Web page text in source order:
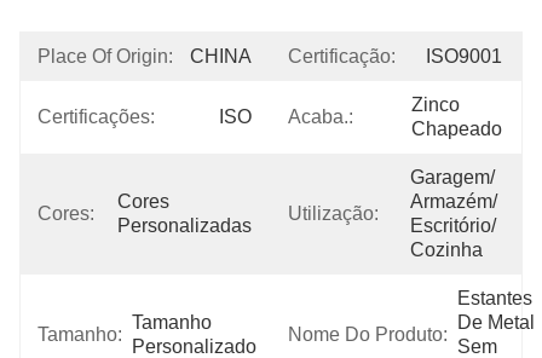
Place Of Origin: CHINA Certificação: ISO9001
Certificações: ISO Acaba.:
Zinco
Chapeado
Cores:
Cores
Personalizadas
Utilização:
Garagem/
Armazém/
Escritório/
Cozinha
Tamanho:
Tamanho
Personalizado
Nome Do Produto:
Estantes
De Metal
Sem